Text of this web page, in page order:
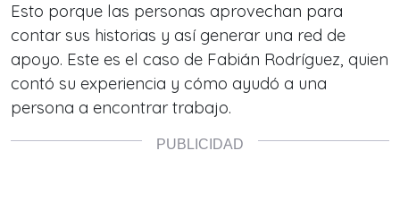
Esto porque las personas aprovechan para
contar sus historias y así generar una red de
apoyo. Este es el caso de Fabián Rodríguez, quien
contó su experiencia y cómo ayudó a una
persona a encontrar trabajo.